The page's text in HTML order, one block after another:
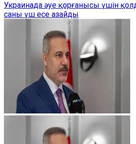
Украинада әуе қорғанысы үшін
саны үш есе азайды